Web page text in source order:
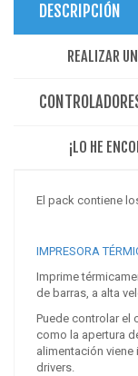
DESCRIPCIÓN
REALIZAR
¡LO HE
El pack contiene
IMPRESORA
Imprime
de barras, a alta
Puede controlar el
como la apertura
alimentación
drivers.